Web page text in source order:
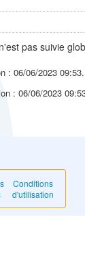
pas suivie
: 06/06/2023 09:53.
: 06/06/2023
Conditions
d'utilisation